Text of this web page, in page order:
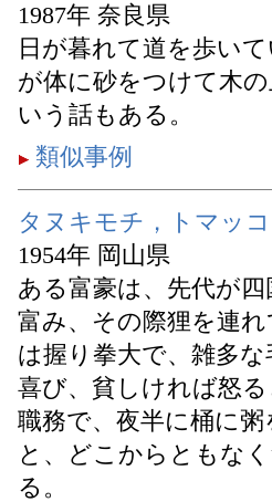
1987年 奈良県
日が暮れて道を歩い
が体に砂をつけて木
いう話もある。
類似事例
タヌキモチ，トマッ
1954年 岡山県
ある富豪は、先代が
富み、その際狸を連
は握り拳大で、雑多
喜び、貧しければ怒
職務で、夜半に桶に
と、どこからともな
る。